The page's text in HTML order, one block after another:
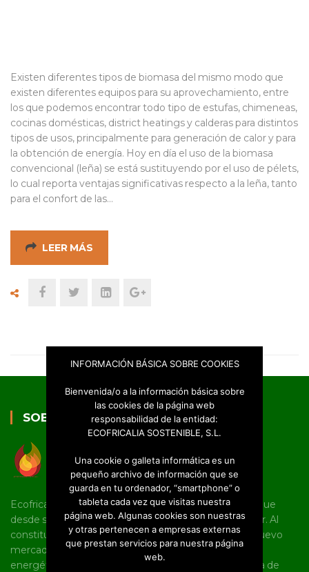
Existen diferentes tipos de biomasa del mismo modo que
existen diferentes equipos para su aprovechamiento, entre
los que podemos encontrar todo tipo de estufas, chimeneas,
cocinas domésticas, district heatings y calderas para distintos
tipos de usos, principalmente para generación de calor y para
la obtención de energía. Hoy en día el uso de la biomasa
convencional (leña) se está sustituyendo por el uso de pélets,
lo cual reporta ventajas significativas respecto a la leña, tanto
para el confort de las…
LEER MÁS
SOBRE NOSOTROS
Ecofricalia es una joven pyme castellano manchega que
desde sus inicios tiene un marcado carácter innovador. Al
constituirse como empresa, fue pionera en abrir un nuevo
mercado en torno al uso de la biomasa y la eficiencia
energética en Castilla-La Mancha, línea en la que, a día de
INFORMACIÓN BÁSICA SOBRE COOKIES
Bienvenida/o a la información básica sobre
las cookies de la página web
responsabilidad de la entidad:
ECOFRICALIA SOSTENIBLE, S.L.
Una cookie o galleta informática es un
pequeño archivo de información que se
guarda en tu ordenador, “smartphone” o
tableta cada vez que visitas nuestra
página web. Algunas cookies son nuestras
y otras pertenecen a empresas externas
que prestan servicios para nuestra página
web.